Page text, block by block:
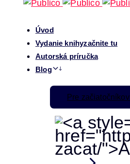
Úvod
Vydanie knihyzačnite tu
Autorská príručka
Blog
Pre začiatočníkov